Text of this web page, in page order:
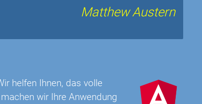
Matthew Austern
helfen Ihnen, das volle
wir Ihre Anwendung